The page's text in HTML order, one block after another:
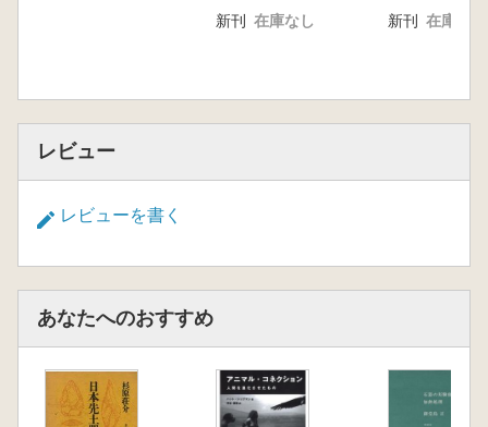
新刊 在庫なし 新刊 在庫なし
レビュー
レビューを書く
あなたへのおすすめ